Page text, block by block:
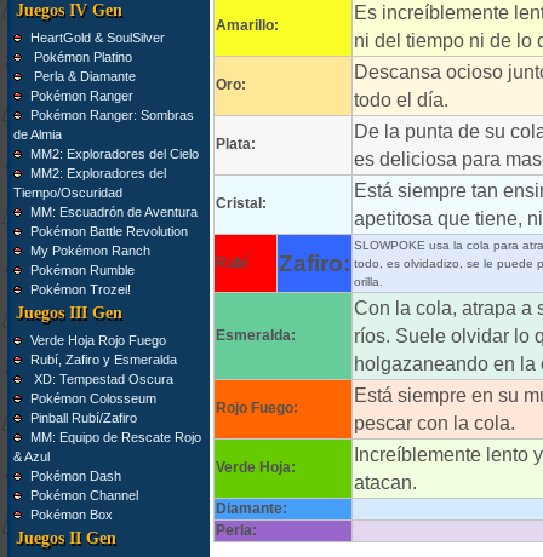
Juegos IV Gen
HeartGold & SoulSilver
Pokémon Platino
Perla & Diamante
Pokémon Ranger
Pokémon Ranger: Sombras
de Almia
MM2: Exploradores del Cielo
MM2: Exploradores del
Tiempo/Oscuridad
MM: Escuadrón de Aventura
Pokémon Battle Revolution
My Pokémon Ranch
Pokémon Rumble
Pokémon Trozei!
Juegos III Gen
Verde Hoja Rojo Fuego
Rubí, Zafiro y Esmeralda
XD: Tempestad Oscura
Pokémon Colosseum
Pinball Rubí/Zafiro
MM: Equipo de Rescate Rojo
& Azul
Pokémon Dash
Pokémon Channel
Pokémon Box
Juegos II Gen
Amarillo:
Es increíblemente
ni del tiempo ni de lo
Oro:
Descansa ocioso
todo el día.
Plata:
De la punta de su
es deliciosa para
Cristal:
Está siempre tan
apetitosa que tiene,
Rubí Zafiro:
SLOWPOKE usa la cola para
todo, es olvidadizo, se le puede
orilla.
Esmeralda:
Con la cola, atrapa a
ríos. Suele olvidar lo
holgazaneando en la
Rojo Fuego:
Está siempre en su
pescar con la cola.
Verde Hoja:
Increíblemente lento
atacan.
Diamante:
Perla: